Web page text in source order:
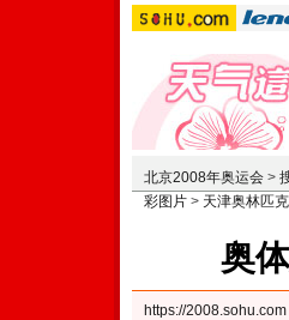
北京2008年奥运会 >
彩图片 > 天津奥林匹
奥
https://2008.sohu.com